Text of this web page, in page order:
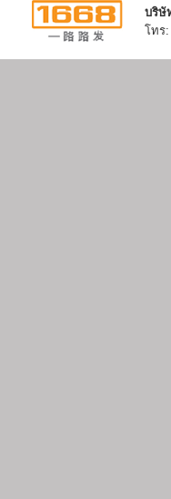
บริษั
โทร: